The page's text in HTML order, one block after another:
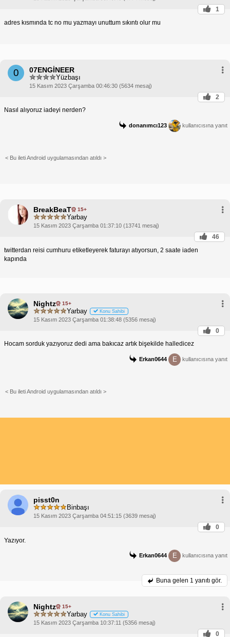
1
adres kısmında tc no mu yazmayı unuttum sıkıntı olur mu
0 07ENGİNEER
Yüzbaşı
15 Kasım 2023 Çarşamba 00:46:30 (5634 mesaj)
2
Nasıl alıyoruz iadeyi nerden?
donanımcı123 kullanıcısına yanıt
< Bu ileti Android uygulamasından atıldı >
BreakBeaT 15+
Yarbay
15 Kasım 2023 Çarşamba 01:37:10 (13741 mesaj)
46
twitterdan reisi cumhuru etiketleyerek faturayı atıyorsun, 2 saate iaden
kapında
Nightz 15+
Yarbay Konu Sahibi
15 Kasım 2023 Çarşamba 01:38:48 (5356 mesaj)
0
Hocam sorduk yazıyoruz dedi ama bakıcaz artık bişekilde halledicez
Erkan0644 E kullanıcısına yanıt
< Bu ileti Android uygulamasından atıldı >
pisst0n
Binbaşı
15 Kasım 2023 Çarşamba 04:51:15 (3639 mesaj)
0
Yazıyor.
Erkan0644 E kullanıcısına yanıt
Buna gelen 1 yanıtı gör.
Nightz 15+
Yarbay Konu Sahibi
15 Kasım 2023 Çarşamba 10:37:11 (5356 mesaj)
0